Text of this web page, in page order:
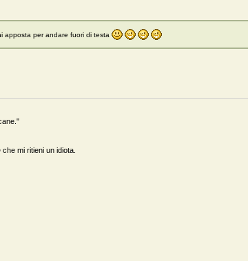
apposta per andare fuori di testa
mi ritieni un idiota.